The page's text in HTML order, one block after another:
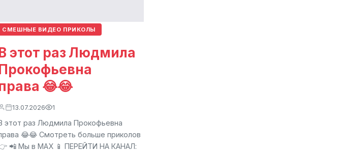
СМЕШНЫЕ ВИДЕО ПРИКОЛЫ
этот раз Людмила
😂😂
13.07.2026 1
этот раз Людмила Прокофьевна
😂😂 Смотреть больше приколов
📲 Мы в МАХ 📱 ПЕРЕЙТИ НА КАНАЛ: